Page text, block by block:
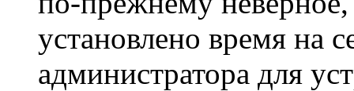
установлено время на
администратора для